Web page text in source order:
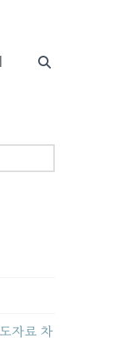
자료 차